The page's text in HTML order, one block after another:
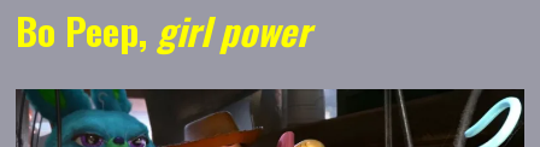
Bo Peep, girl power